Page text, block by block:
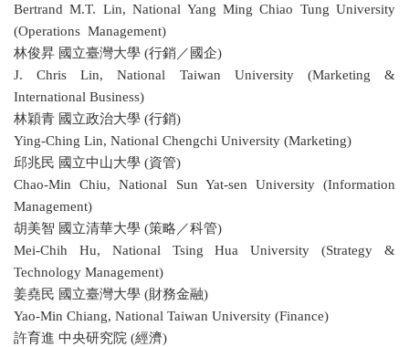
Bertrand M.T. Lin, National Yang Ming Chiao Tung University
(Operations Management)
林俊昇 國立臺灣大學 (行銷／國企)
J. Chris Lin, National Taiwan University (Marketing &
International Business)
林穎青 國立政治大學 (行銷)
Ying-Ching Lin, National Chengchi University (Marketing)
邱兆民 國立中山大學 (資管)
Chao-Min Chiu, National Sun Yat-sen University (Information
Management)
胡美智 國立清華大學 (策略／科管)
Mei-Chih Hu, National Tsing Hua University (Strategy &
Technology Management)
姜堯民 國立臺灣大學 (財務金融)
Yao-Min Chiang, National Taiwan University (Finance)
許育進 中央研究院 (經濟)